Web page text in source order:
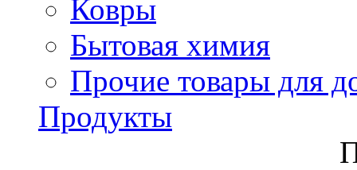
Ковры
Бытовая химия
Прочие товары для
Продукты